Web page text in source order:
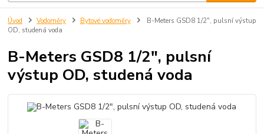
Úvod Vodoměry Bytové vodoměry
B-Meters GSD8 1/2", pulsní výstup
OD, studená voda
B-Meters GSD8 1/2", pulsní
výstup OD, studená voda